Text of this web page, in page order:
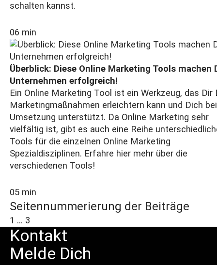
schalten kannst.
06 min
Überblick: Diese Online Marketing Tools machen
Unternehmen erfolgreich!
Ein Online Marketing Tool ist ein Werkzeug, das Dir
Marketingmaßnahmen erleichtern kann und Dich
Umsetzung unterstützt. Da Online Marketing sehr
vielfältig ist, gibt es auch eine Reihe
Tools für die einzelnen Online Marketing
Spezialdisziplinen. Erfahre hier mehr über die
verschiedenen Tools!
05 min
Seitennummerierung der Beiträge
1 … 3
Kontakt
Melde Dich